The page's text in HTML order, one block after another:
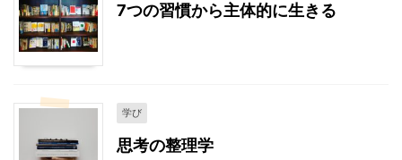
7つの習慣から主体的に生きる
学び
思考の整理学